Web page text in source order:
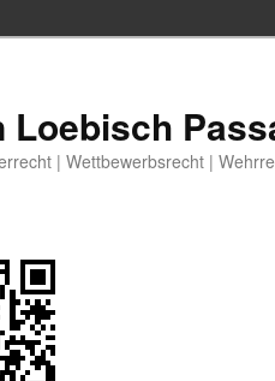
Loebisch
| Wettbewerbsrecht |